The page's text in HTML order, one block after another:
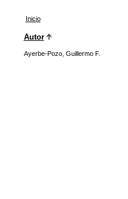
Inicio
Autor
Ayerbe-Pozo, Guillermo F.